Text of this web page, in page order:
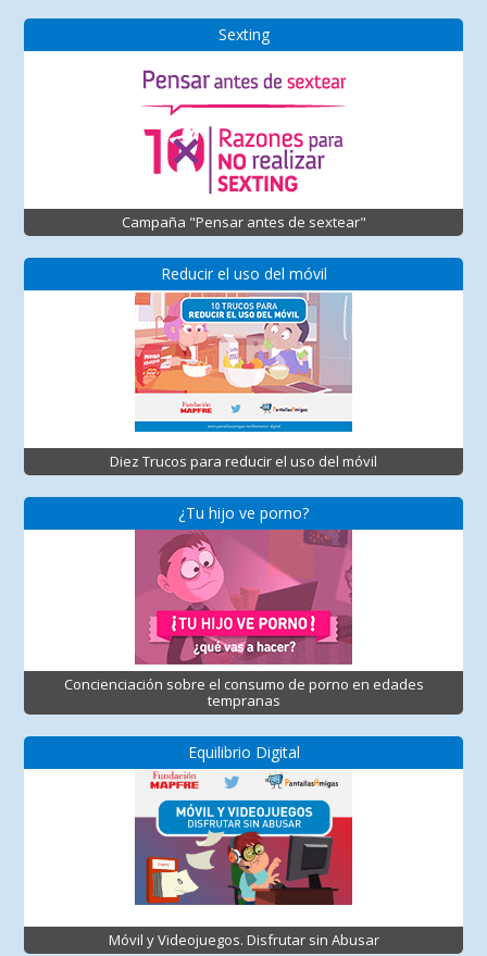
Sexting
Campaña "Pensar antes de sextear"
Reducir el uso del móvil
Diez Trucos para reducir el uso del móvil
¿Tu hijo ve porno?
Concienciación sobre el consumo de porno en edades
tempranas
Equilibrio Digital
Móvil y Videojuegos. Disfrutar sin Abusar